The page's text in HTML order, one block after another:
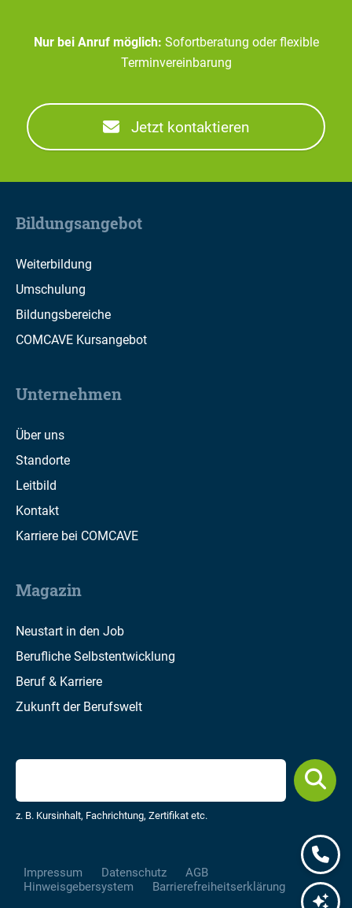
Nur bei Anruf möglich: Sofortberatung oder flexible
Terminvereinbarung
Jetzt kontaktieren
Bildungsangebot
Weiterbildung
Umschulung
Bildungsbereiche
COMCAVE Kursangebot
Unternehmen
Über uns
Standorte
Leitbild
Kontakt
Karriere bei COMCAVE
Magazin
Neustart in den Job
Berufliche Selbstentwicklung
Beruf & Karriere
Zukunft der Berufswelt
z. B. Kursinhalt, Fachrichtung, Zertifikat etc.
Impressum Datenschutz
AGB
Hinweisgebersystem
Barrierefreiheitserklärung